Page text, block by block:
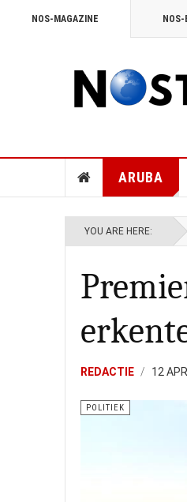
NOS-MAGAZINE
ARUBA
YOU ARE HERE:
REDACTIE 12
POLITIEK